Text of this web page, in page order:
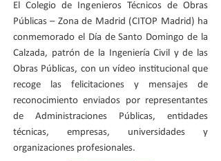
El Colegio de Ingenieros Técnicos de Obras
Públicas – Zona de Madrid (CITOP Madrid) ha
conmemorado el Día de Santo Domingo de la
Calzada, patrón de la Ingeniería Civil y de las
Obras Públicas, con un vídeo institucional que
recoge las felicitaciones y mensajes de
reconocimiento enviados por representantes
de Administraciones Públicas, entidades
técnicas, empresas, universidades y
organizaciones profesionales.